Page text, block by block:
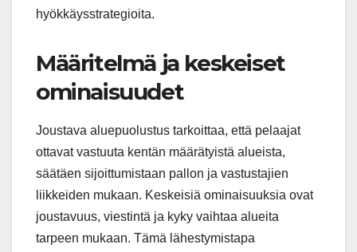
hyökkäysstrategioita.
Määritelmä ja keskeiset
ominaisuudet
Joustava aluepuolustus tarkoittaa, että pelaajat
ottavat vastuuta kentän määrätyistä alueista,
säätäen sijoittumistaan pallon ja vastustajien
liikkeiden mukaan. Keskeisiä ominaisuuksia ovat
joustavuus, viestintä ja kyky vaihtaa alueita
tarpeen mukaan. Tämä lähestymistapa